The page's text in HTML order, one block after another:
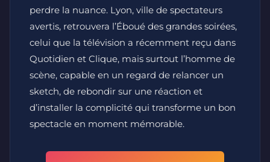
perdre la nuance. Lyon, ville de spectateurs
avertis, retrouvera l’Éboué des grandes soirées,
celui que la télévision a récemment reçu dans
Quotidien et Clique, mais surtout l’homme de
scène, capable en un regard de relancer un
sketch, de rebondir sur une réaction et
d’installer la complicité qui transforme un bon
spectacle en moment mémorable.